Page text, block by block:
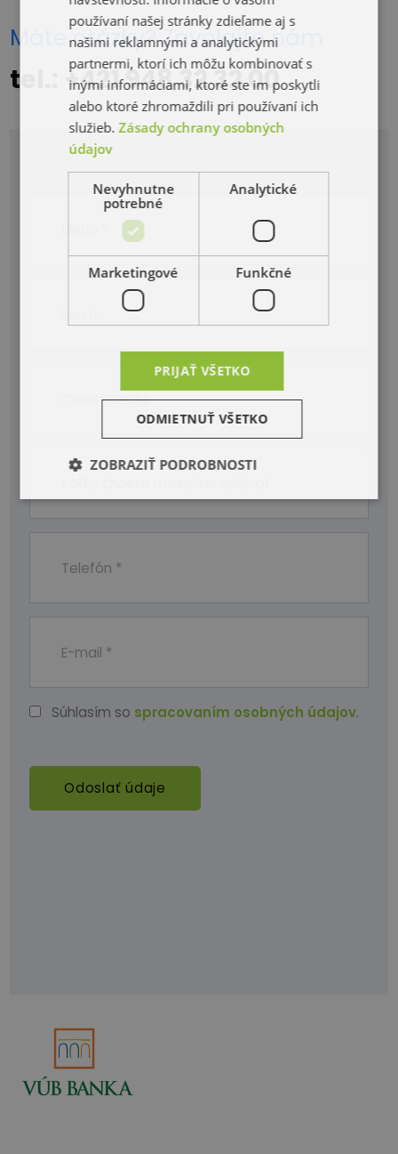
Máte otázky? Zavolajte nám
tel.: +421 948 32 32 00
Súhlasím so spracovaním osobných údajov.
Odoslať údaje
používaní našej stránky zdieľame aj s
našimi reklamnými a analytickými
partnermi, ktorí ich môžu kombinovať s
inými informáciami, ktoré ste im poskytli
alebo ktoré zhromaždili pri používaní ich
služieb.Zásady ochrany osobných
údajov
Nevyhnutne
potrebné
Analytické
Marketingové Funkčné
PRIJAŤ VŠETKO
ODMIETNUŤ VŠETKO
ZOBRAZIŤ PODROBNOSTI